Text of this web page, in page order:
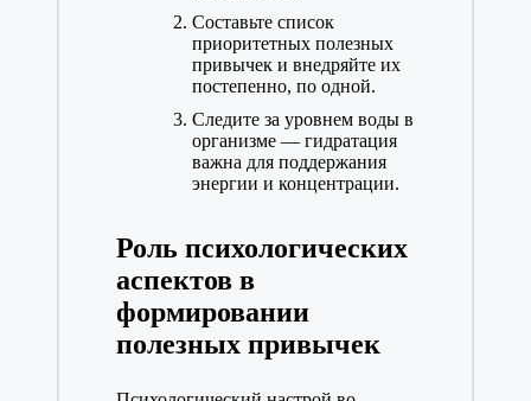
Составьте список
приоритетных полезных
привычек и внедряйте их
постепенно, по одной.
Следите за уровнем воды в
организме — гидратация
важна для поддержания
энергии и концентрации.
Роль психологических
аспектов в
формировании
полезных привычек